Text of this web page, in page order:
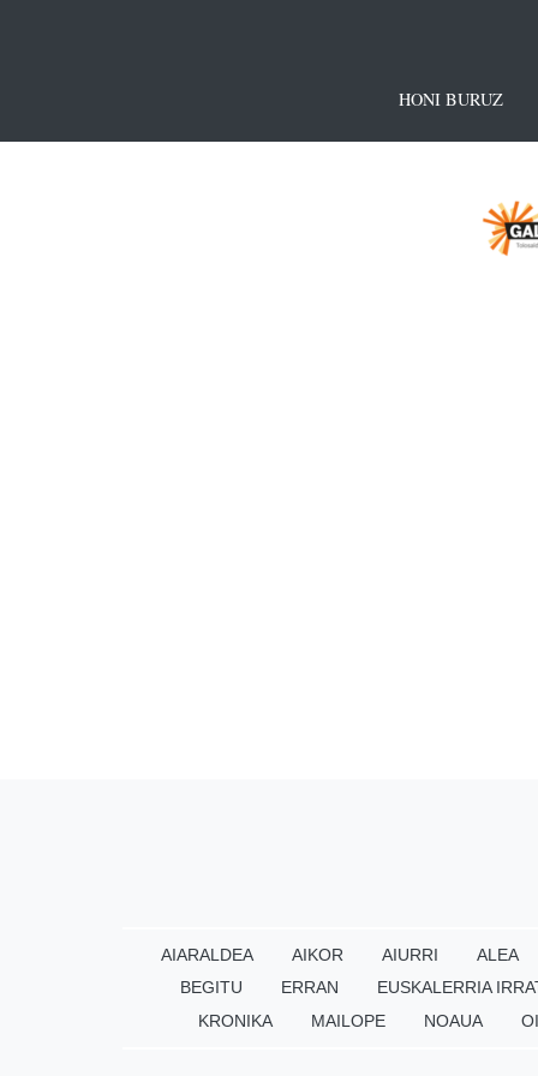
HONI BURUZ
AIARALDEA AIKOR AIURRI ALEA
BEGITU
ERRAN EUSKALERRIA
KRONIKA
MAILOPE NOAUA